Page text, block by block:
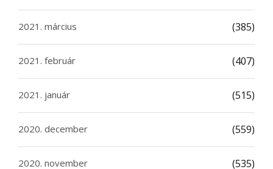
2021. március (385)
2021. február (407)
2021. január (515)
2020. december (559)
2020. november (535)